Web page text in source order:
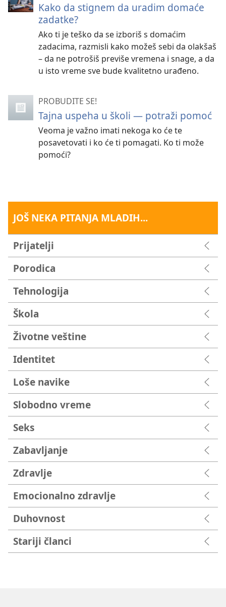
Kako da stignem da uradim domaće
zadatke?
Ako ti je teško da se izboriš s domaćim
zadacima, razmisli kako možeš sebi da olakšaš
– da ne potrošiš previše vremena i snage, a da
u isto vreme sve bude kvalitetno urađeno.
PROBUDITE SE!
Tajna uspeha u školi — potraži pomoć
Veoma je važno imati nekoga ko će te
posavetovati i ko će ti pomagati. Ko ti može
pomoći?
JOŠ NEKA PITANJA MLADIH...
Prijatelji
Porodica
Tehnologija
Škola
Životne veštine
Identitet
Loše navike
Slobodno vreme
Seks
Zabavljanje
Zdravlje
Emocionalno zdravlje
Duhovnost
Stariji članci